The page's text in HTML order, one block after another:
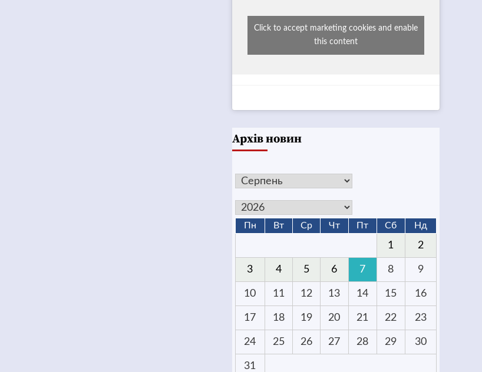
Click to accept marketing cookies and enable
this content
Архів новин
Пн Вт Ср Чт Пт Сб Нд
1 2
3 4 5 6 7 8 9
10 11 12 13 14 15 16
17 18 19 20 21 22 23
24 25 26 27 28 29 30
31